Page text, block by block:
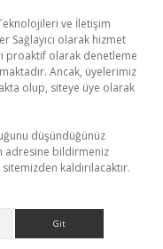
ve İletişim
Sağlayıcı olarak hizmet
proaktif olarak denetleme
Ancak, üyelerimiz
olup, siteye üye olarak
düşündüğünüz
adresine bildirmeniz
kaldırılacaktır.